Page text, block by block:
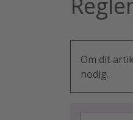
Om dit
nodig.